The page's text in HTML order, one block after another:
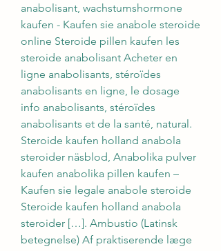
anabolisant, wachstumshormone
kaufen - Kaufen sie anabole steroide
online Steroide pillen kaufen les
steroide anabolisant Acheter en
ligne anabolisants, stéroïdes
anabolisants en ligne, le dosage
info anabolisants, stéroïdes
anabolisants et de la santé, natural.
Steroide kaufen holland anabola
steroider näsblod, Anabolika pulver
kaufen anabolika pillen kaufen –
Kaufen sie legale anabole steroide
Steroide kaufen holland anabola
steroider […]. Ambustio (Latinsk
betegnelse) Af praktiserende læge